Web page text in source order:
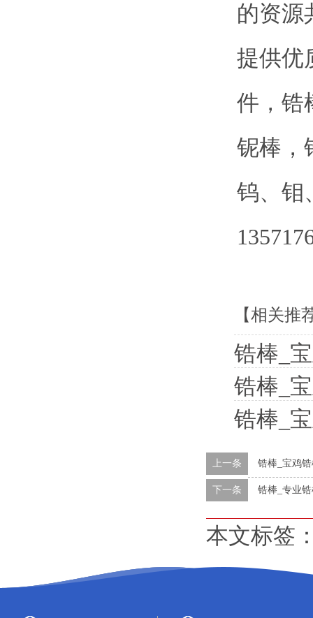
的资源
提供优
件，锆
铌棒，
钨、钼
【相关推
锆棒_
锆棒_
锆棒_
上一条 锆棒_宝鸡
下一条 锆棒_专业
本文标签